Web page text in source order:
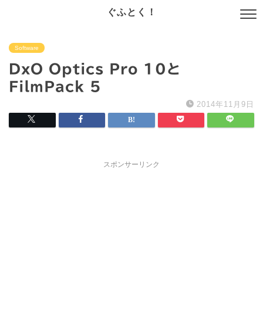
ぐふとく！
Software
DxO Optics Pro 10と
FilmPack 5
2014年11月9日
スポンサーリンク